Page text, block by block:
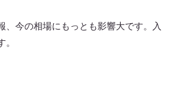
、今の相場にもっとも影響大です。入